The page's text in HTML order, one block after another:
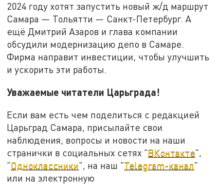
2024 году хотят запустить новый ж/д маршрут
Самара — Тольятти — Санкт-Петербург. А
ещё Дмитрий Азаров и глава компании
обсудили модернизацию депо в Самаре.
Фирма направит инвестиции, чтобы улучшить
и ускорить эти работы.
Уважаемые читатели Царьграда!
Если вам есть чем поделиться с редакцией
Царьград Самара, присылайте свои
наблюдения, вопросы и новости на наши
странички в социальных сетях "ВКонтакте",
"Одноклассники", на наш "Telegram-канал"
или на электронную